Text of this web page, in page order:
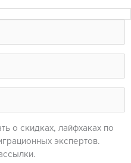
о скидках, лайфхаках по
экспертов.